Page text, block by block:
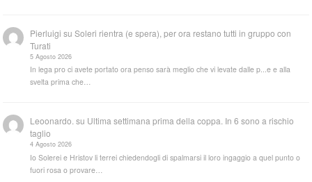
Pierluigi suSoleri rientra (e spera), per ora restano tutti in gruppo con
Turati
5 Agosto 2026
In lega pro ci avete portato ora penso sarà meglio che vi levate dalle p...e e alla
svelta prima che…
Leoonardo. su Ultima settimana prima della coppa. In 6 sono a rischio
taglio
4 Agosto 2026
Io Solerei e Hristov li terrei chiedendogli di spalmarsi il loro ingaggio a quel punto o
fuori rosa o provare…